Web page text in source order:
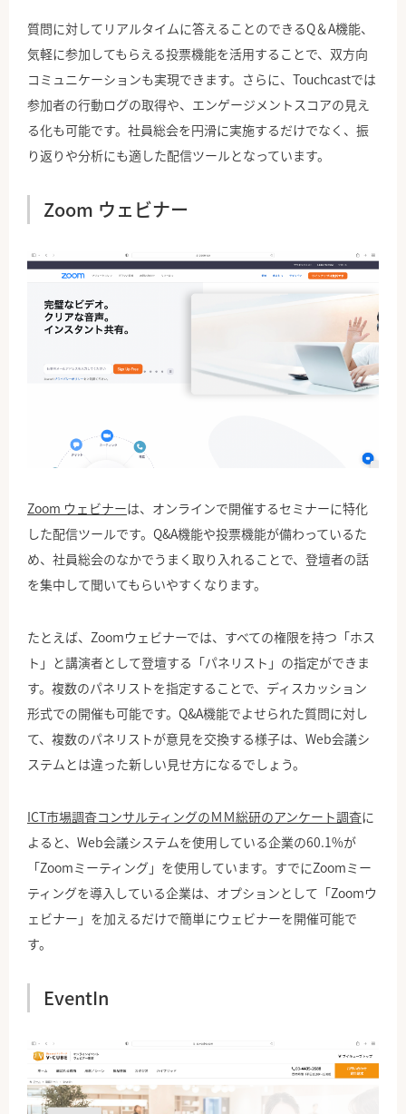
質問に対してリアルタイムに答えることのできるQ＆A機能、
気軽に参加してもらえる投票機能を活用することで、双方向
コミュニケーションも実現できます。さらに、Touchcastでは
参加者の行動ログの取得や、エンゲージメントスコアの見え
る化も可能です。社員総会を円滑に実施するだけでなく、振
り返りや分析にも適した配信ツールとなっています。
Zoom ウェビナー
Zoom ウェビナーは、オンラインで開催するセミナーに特化
した配信ツールです。Q&A機能や投票機能が備わっているた
め、社員総会のなかでうまく取り入れることで、登壇者の話
を集中して聞いてもらいやすくなります。
たとえば、Zoomウェビナーでは、すべての権限を持つ「ホス
ト」と講演者として登壇する「パネリスト」の指定ができま
す。複数のパネリストを指定することで、ディスカッション
形式での開催も可能です。Q&A機能でよせられた質問に対し
て、複数のパネリストが意見を交換する様子は、Web会議シ
ステムとは違った新しい見せ方になるでしょう。
ICT市場調査コンサルティングのＭＭ総研のアンケート調査に
よると、Web会議システムを使用している企業の60.1%が
「Zoomミーティング」を使用しています。すでにZoomミー
ティングを導入している企業は、オプションとして「Zoomウ
ェビナー」を加えるだけで簡単にウェビナーを開催可能で
す。
EventIn